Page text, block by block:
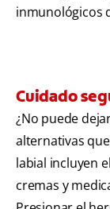
inmunológicos
Cuidado
¿No puede
alternativas
labial incluyen
cremas y